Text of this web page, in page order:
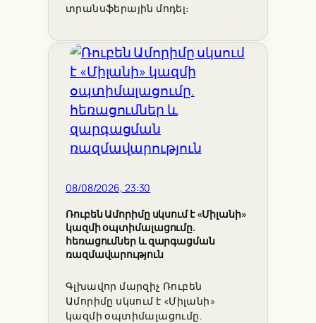
տրանսֆերային մոդել։
08/08/2026, 23:30
Ռուբեն Ամորիմը սկսում է «Միլանի»
կազմի օպտիմալացումը.
հեռացումներ և զարգացման
ռազմավարություն
Գլխավոր մարզիչ Ռուբեն
Ամորիմը սկսում է «Միլանի»
կազմի օպտիմալացումը.